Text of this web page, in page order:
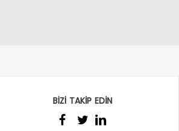
BİZİ TAKİP EDİN